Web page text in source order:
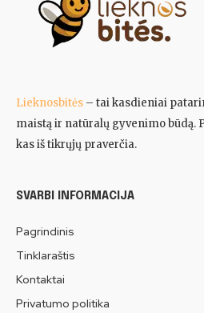
Lieknosbitės – tai kasdieniai
maistą ir natūralų gyvenimo būdą.
kas iš tikrųjų praverčia.
SVARBI INFORMACIJA
Pagrindinis
Tinklaraštis
Kontaktai
Privatumo politika